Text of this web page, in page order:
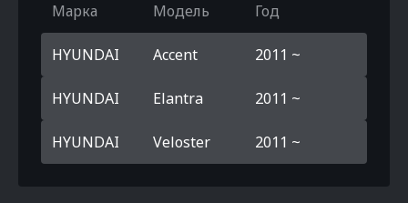
Марка Модель Год
HYUNDAI Accent 2011 ~
HYUNDAI Elantra 2011 ~
HYUNDAI Veloster 2011 ~